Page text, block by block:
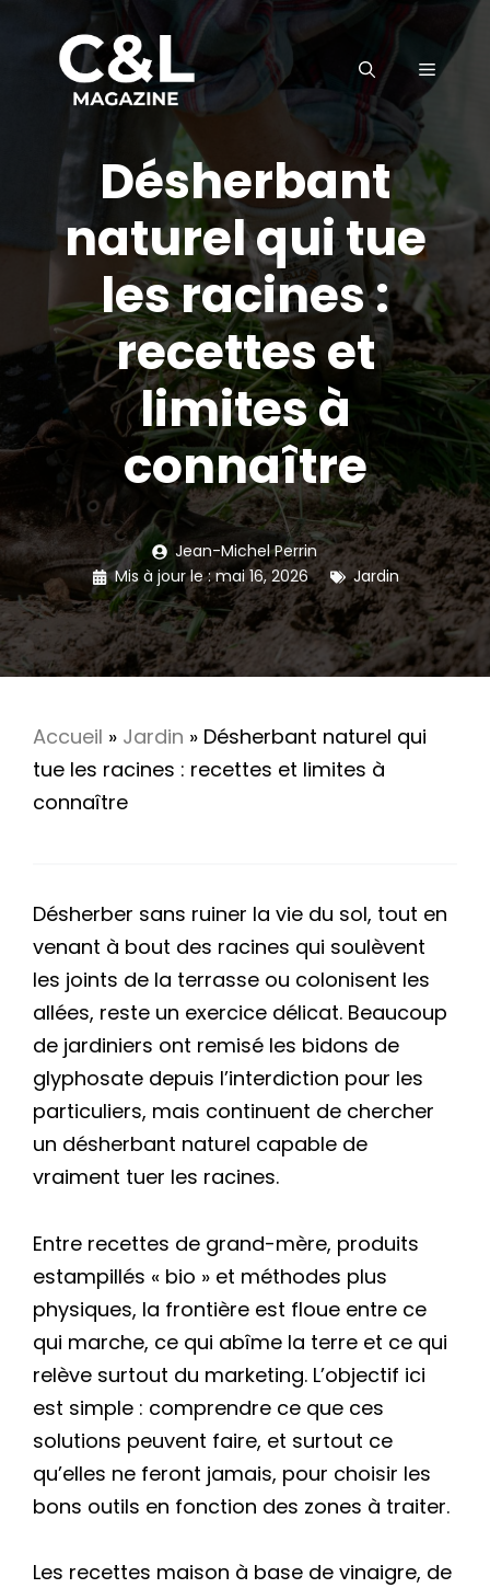
contenu
MENU
Désherbant
naturel qui tue
les racines :
recettes et
limites à
connaître
Jean-Michel Perrin
Mis à jour le :mai 16, 2026 Jardin
Accueil » Jardin » Désherbant naturel qui
tue les racines : recettes et limites à
connaître
Désherber sans ruiner la vie du sol, tout en
venant à bout des racines qui soulèvent
les joints de la terrasse ou colonisent les
allées, reste un exercice délicat. Beaucoup
de jardiniers ont remisé les bidons de
glyphosate depuis l’interdiction pour les
particuliers, mais continuent de chercher
un désherbant naturel capable de
vraiment tuer les racines.
Entre recettes de grand-mère, produits
estampillés « bio » et méthodes plus
physiques, la frontière est floue entre ce
qui marche, ce qui abîme la terre et ce qui
relève surtout du marketing. L’objectif ici
est simple : comprendre ce que ces
solutions peuvent faire, et surtout ce
qu’elles ne feront jamais, pour choisir les
bons outils en fonction des zones à traiter.
Les recettes maison à base de vinaigre, de